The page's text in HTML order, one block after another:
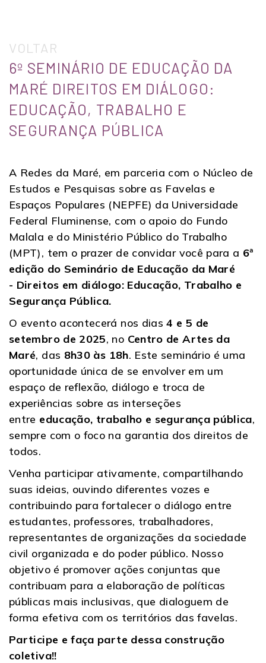
VOLTAR
6º SEMINÁRIO DE EDUCAÇÃO DA
MARÉ DIREITOS EM DIÁLOGO:
EDUCAÇÃO, TRABALHO E
SEGURANÇA PÚBLICA
A Redes da Maré, em parceria com o Núcleo de
Estudos e Pesquisas sobre as Favelas e
Espaços Populares (NEPFE) da Universidade
Federal Fluminense, com o apoio do Fundo
Malala e do Ministério Público do Trabalho
(MPT), tem o prazer de convidar você para a 6ª
edição do Seminário de Educação da Maré
- Direitos em diálogo: Educação, Trabalho e
Segurança Pública.
O evento acontecerá nos dias4 e 5 de
setembro de 2025, no Centro de Artes da
Maré, das 8h30 às 18h. Este seminário é uma
oportunidade única de se envolver em um
espaço de reflexão, diálogo e troca de
experiências sobre as interseções
entre educação, trabalho e segurança pública,
sempre com o foco na garantia dos direitos de
todos.
Venha participar ativamente, compartilhando
suas ideias, ouvindo diferentes vozes e
contribuindo para fortalecer o diálogo entre
estudantes, professores, trabalhadores,
representantes de organizações da sociedade
civil organizada e do poder público. Nosso
objetivo é promover ações conjuntas que
contribuam para a elaboração de políticas
públicas mais inclusivas, que dialoguem de
forma efetiva com os territórios das favelas.
Participe e faça parte dessa construção
coletiva!!